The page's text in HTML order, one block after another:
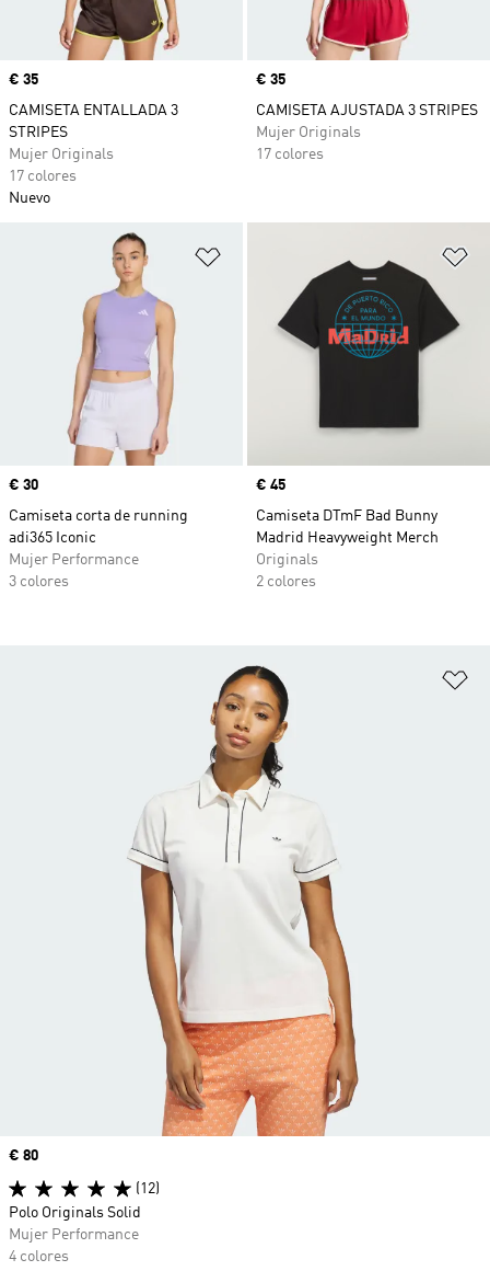
Precio
€ 35
CAMISETA ENTALLADA 3
STRIPES
Mujer Originals
17 colores
Nuevo
Precio
€ 35
CAMISETA AJUSTADA 3 STRIPES
Mujer Originals
17 colores
Precio
€ 30
Camiseta corta de running
adi365 Iconic
Mujer Performance
3 colores
Precio
€ 45
Camiseta DTmF Bad Bunny
Madrid Heavyweight Merch
Originals
2 colores
Precio
€ 80
(12)
Polo Originals Solid
Mujer Performance
4 colores